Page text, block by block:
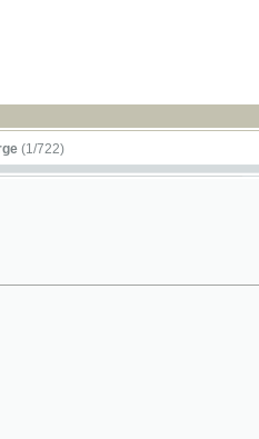
RSS -